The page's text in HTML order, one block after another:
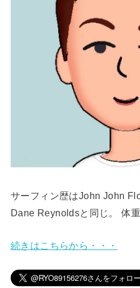
サーフィン歴はJohn John
Dane Reynoldsと同じ。 体
続きはこちらから・・・